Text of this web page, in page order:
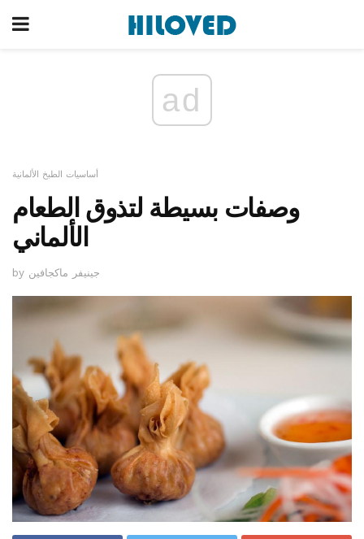
ad
أساسيات الطبخ الألمانية
وصفات بسيطة لتذوق الطعام
الألماني
by جينيفر ماكجافين